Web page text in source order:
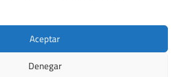
Aceptar
Denegar